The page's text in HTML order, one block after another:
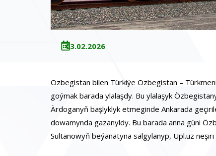
03.02.2026
Özbegistan bilen Türkiýe Özbegistan –
goýmak barada ylalaşdy. Bu ylalaşyk
Ärdoganyň başlyklyk etmeginde Ankarada
dowamynda gazanyldy. Bu barada anna güni
Sultanowyň beýanatyna salgylanyp, Upl.uz